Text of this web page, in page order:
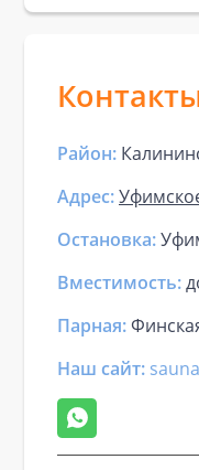
Район:
Адрес:
Остановка:
Вместимость:
Парная:
Наш сайт: